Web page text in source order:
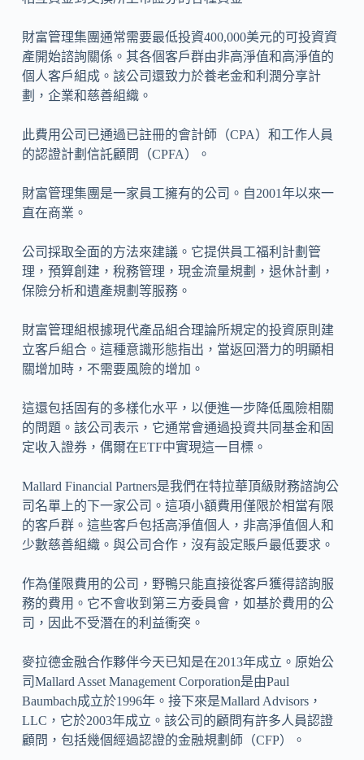
財富管理集團通常需要最低投資400,000美元的可投資資
產開始諮詢關係。其各個客戶群由非高淨值和高淨值的
個人客戶組成。該公司還致力於養老金和利潤分享計
劃，企業和慈善組織。
此費用公司已通過已註冊的會計師（CPA）和工作人員
的認證計劃信託顧問（CPFA）。
財富管理集團是一家員工擁有的公司。自2001年以來一
直在商業。
公司採取全面的方法來建議。它提供員工福利計劃管
理，預算創建，稅務管理，現金流量規劃，退休計劃，
保險分析和遺產規劃等服務。
財富管理組根據現代產品組合理論所規定的投資原則建
立客戶組合。這種意識形態指出，當返回潛力的明顯相
關增加時，不需要風險的增加。
這還包括固有的多樣化水平，以便進一步降低風險相關
的問題。該公司表示，它通常會通過投資共同基金和固
定收入證券，偶爾在ETF中實現這一目標。
Mallard Financial Partners是我們在特拉華頂級財務諮詢公
司名單上的下一家公司。這項小額費用僅限於相當有限
的客戶群。這些客戶包括高淨值個人，非高淨值個人和
少數慈善組織。與公司合作，沒有設定賬戶最低要求。
作為僅限費用的公司，野鴨只能直接從客戶獲得諮詢服
務的費用。它不會收到第三方委員會，如基於費用的公
司，因此不受潛在的利益衝突。
麥拉德金融合作夥伴今天已知是在2013年成立。原始公
司Mallard Asset Management Corporation是由Paul
Baumbach成立於1996年。接下來是Mallard Advisors，
LLC，它於2003年成立。該公司的顧問有許多人員認證
顧問，包括幾個經過認證的金融規劃師（CFP）。